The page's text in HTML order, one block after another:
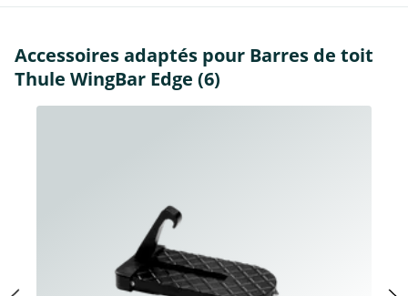
Accessoires adaptés pour Barres de toit
Thule WingBar Edge (6)